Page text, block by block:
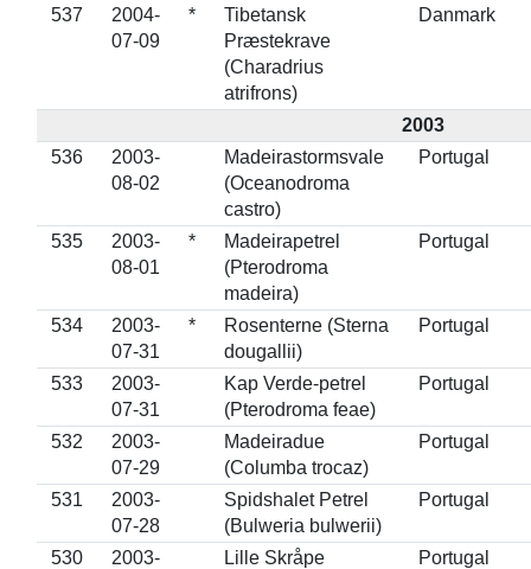
537
2004-
07-09
*
Tibetansk
Præstekrave
(Charadrius
atrifrons)
Danmark
2003
536
2003-
08-02
Madeirastormsvale
(Oceanodroma
castro)
Portugal
535
2003-
08-01
*
Madeirapetrel
(Pterodroma
madeira)
Portugal
534
2003-
07-31
*
Rosenterne (Sterna
dougallii)
Portugal
533
2003-
07-31
Kap Verde-petrel
(Pterodroma feae)
Portugal
532
2003-
07-29
Madeiradue
(Columba trocaz)
Portugal
531
2003-
07-28
Spidshalet Petrel
(Bulweria bulwerii)
Portugal
530
2003-
Lille Skråpe
Portugal